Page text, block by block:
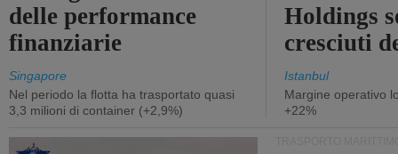
delle performance
finanziarie
Singapore
Nel periodo la flotta ha trasportato quasi
3,3 milioni di container (+2,9%)
Holdings
cresciuti
Istanbul
Margine operativo
+22%